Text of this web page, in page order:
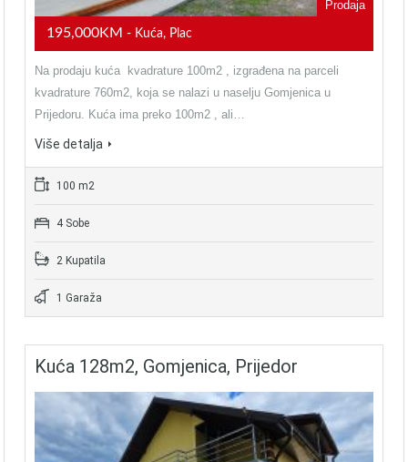
Prodaja
195,000KM - Kuća, Plac
Na prodaju kuća kvadrature 100m2 , izgrađena na parceli
kvadrature 760m2, koja se nalazi u naselju Gomjenica u
Prijedoru. Kuća ima preko 100m2 , ali…
Više detalja
100 m2
4 Sobe
2 Kupatila
1 Garaža
Kuća 128m2, Gomjenica, Prijedor